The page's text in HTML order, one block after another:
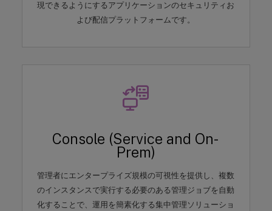
現できるようにするアプリケーションのセキュリティお
よび配信プラットフォームです。
Console (Service and On-
Prem)
管理者にエンタープライズ規模の可視性を提供し、複数
のインスタンスで実行する必要のある管理ジョブを自動
化することで、運用を簡素化する集中管理ソリューショ